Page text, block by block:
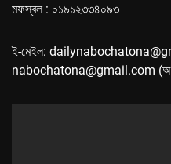
মফস্বল : ০১৯১২৩৩৪০৯৩
ই-মেইল:
nabochatona@gmail.com